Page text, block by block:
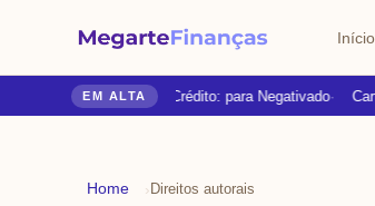
Início
EM ALTA
Cartões de Crédito: para Negativado
Home ›Direitos autorais